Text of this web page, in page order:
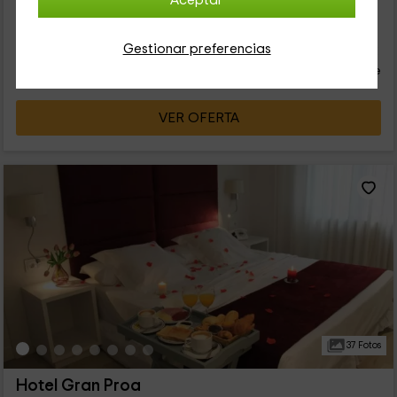
Gestionar preferencias
que tenemos por un lado un par de sillones tapizados en
Contacto directo
persona y noche
VER OFERTA
37 Fotos
Hotel Gran Proa